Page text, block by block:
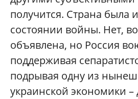
получится. Страна была
состоянии войны. Нет,
объявлена, но Россия
поддерживая
подрывая одну из
украинской экономики –